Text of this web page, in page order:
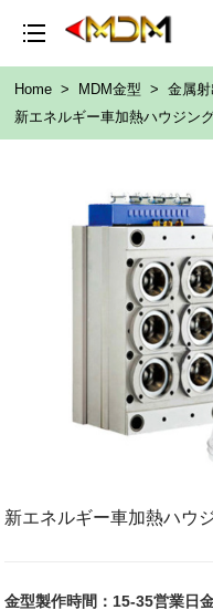
Home > MDM金型 > 金属
新エネルギー車加熱ハウジン
新エネルギー車加熱ハウ
金型製作時間：15-35営業日